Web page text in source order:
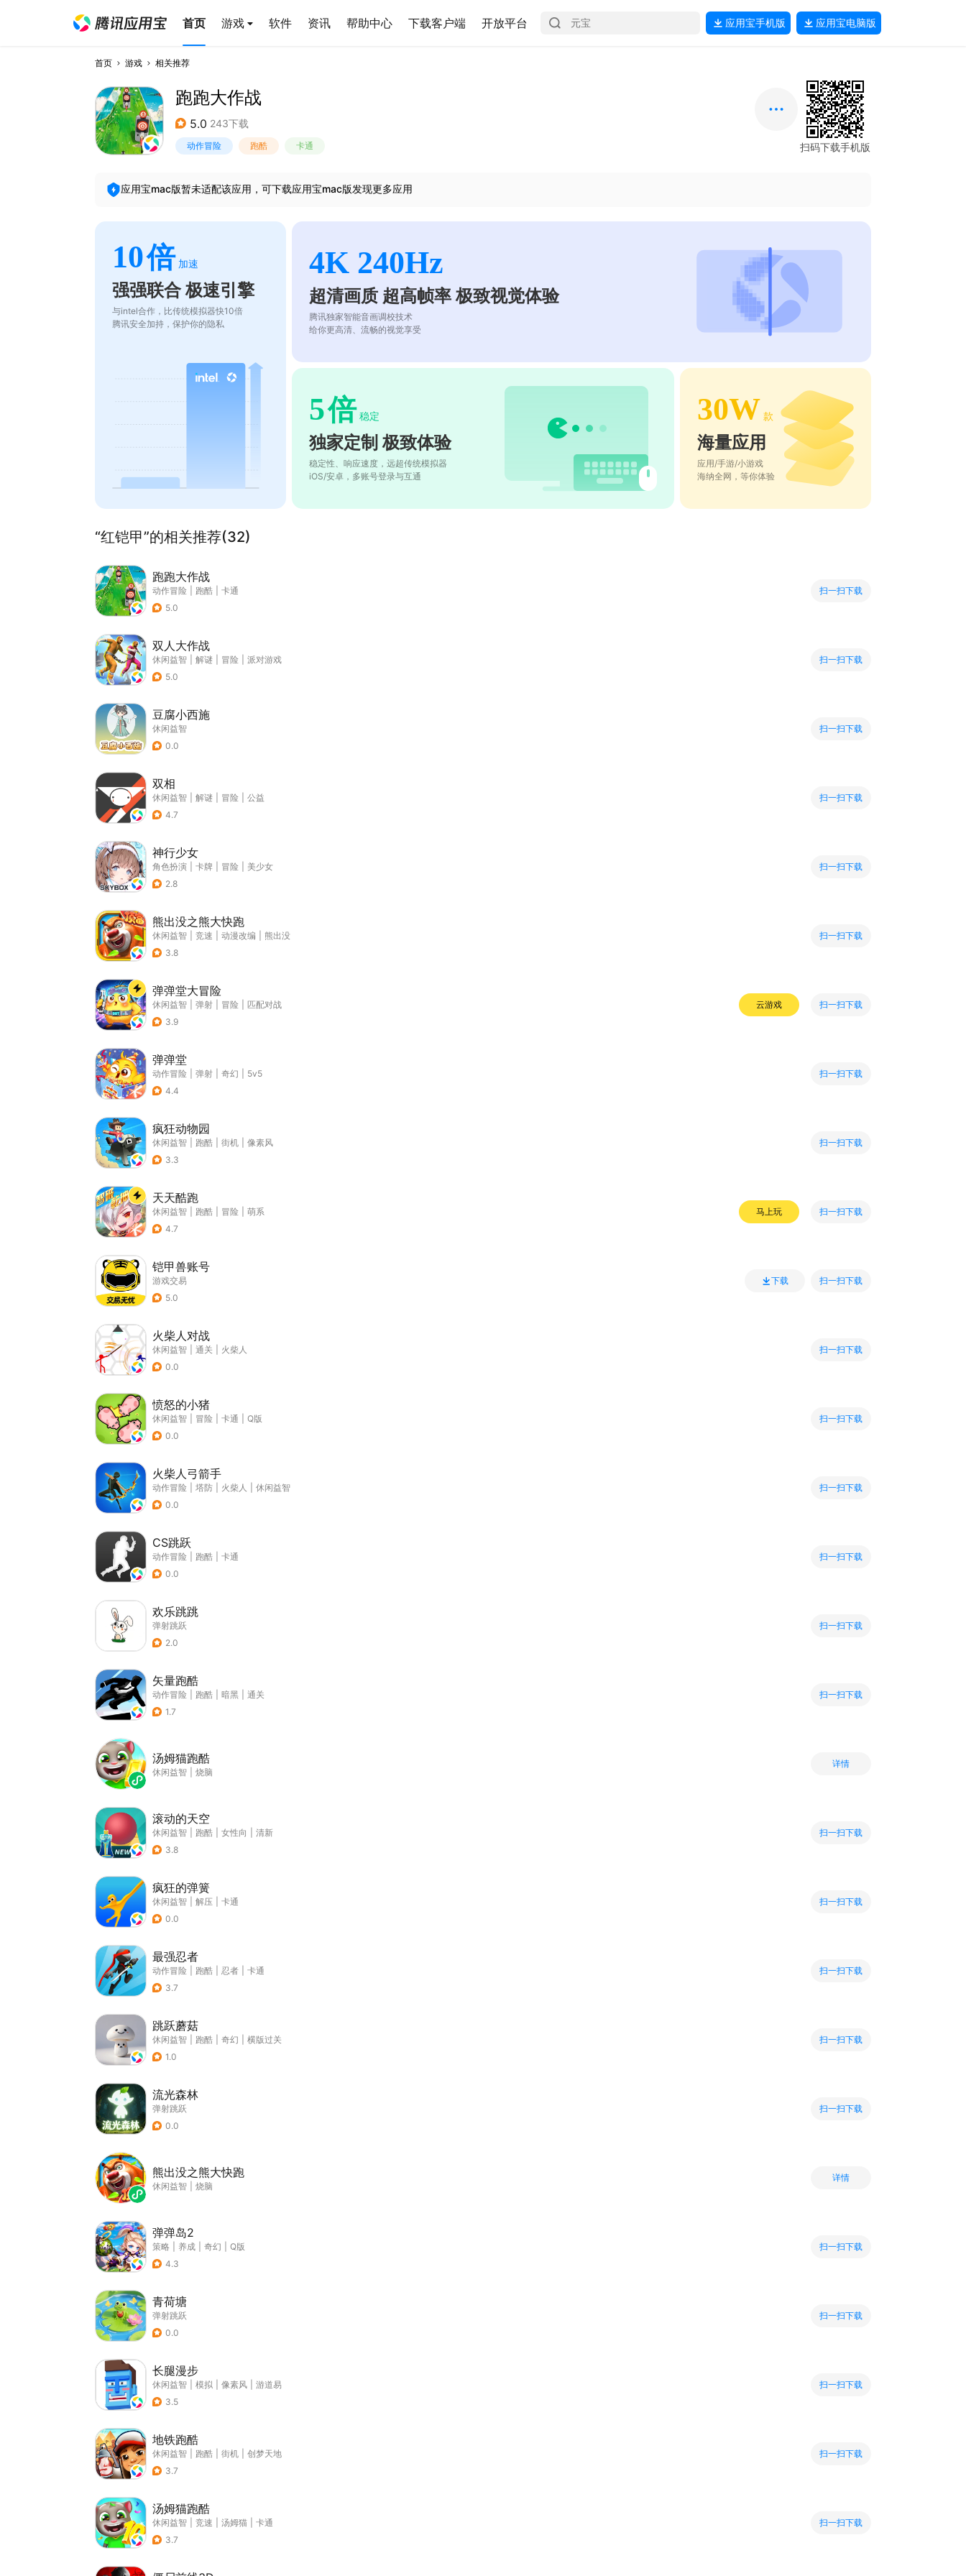
首页 游戏 软件 资讯 帮助中心 下载客户端 开放平台 应用宝手机版 应用宝电脑版
首页 游戏 相关推荐
跑跑大作战
5.0 243下载
动作冒险 跑酷 卡通 扫码下载手机版
应用宝mac版暂未适配该应用，可下载应用宝mac版发现更多应用
10倍 加速
强强联合 极速引擎
与intel合作，比传统模拟器快10倍
腾讯安全加持，保护你的隐私
4K 240Hz
超清画质 超高帧率 极致视觉体验
腾讯独家智能音画调校技术
给你更高清、流畅的视觉享受
5倍 稳定
独家定制 极致体验
稳定性、响应速度，远超传统模拟器
iOS/安卓，多账号登录与互通
30W 款
海量应用
应用/手游/小游戏
海纳全网，等你体验
“红铠甲”的相关推荐(32)
跑跑大作战
动作冒险 跑酷
卡通
5.0
扫一扫下载
双人大作战
休闲益智 解谜 冒险
派对游戏
5.0
扫一扫下载
豆腐小西施
休闲益智
0.0
扫一扫下载
双相
休闲益智 解谜 冒险
公益
4.7
扫一扫下载
神行少女
角色扮演 卡牌 冒险
美少女
2.8
扫一扫下载
熊出没之熊大快跑
休闲益智 竞速 动漫改编
熊出没
3.8
扫一扫下载
弹弹堂大冒险
休闲益智 弹射 冒险
匹配对战
3.9
云游戏 扫一扫下载
弹弹堂
动作冒险 弹射 奇幻
5v5
4.4
扫一扫下载
疯狂动物园
休闲益智 跑酷 街机
像素风
3.3
扫一扫下载
天天酷跑
休闲益智 跑酷 冒险
萌系
4.7
马上玩 扫一扫下载
铠甲兽账号
游戏交易
5.0
下载 扫一扫下载
火柴人对战
休闲益智 通关
火柴人
0.0
扫一扫下载
愤怒的小猪
休闲益智 冒险 卡通
Q版
0.0
扫一扫下载
火柴人弓箭手
动作冒险 塔防 火柴人
休闲益智
0.0
扫一扫下载
CS跳跃
动作冒险 跑酷
卡通
0.0
扫一扫下载
欢乐跳跳
弹射跳跃
2.0
扫一扫下载
矢量跑酷
动作冒险 跑酷 暗黑
通关
1.7
扫一扫下载
汤姆猫跑酷
休闲益智 烧脑
详情
滚动的天空
休闲益智 跑酷 女性向
清新
3.8
扫一扫下载
疯狂的弹簧
休闲益智 解压
卡通
0.0
扫一扫下载
最强忍者
动作冒险 跑酷 忍者
卡通
3.7
扫一扫下载
跳跃蘑菇
休闲益智 跑酷 奇幻
横版过关
1.0
扫一扫下载
流光森林
弹射跳跃
0.0
扫一扫下载
熊出没之熊大快跑
休闲益智 烧脑
详情
弹弹岛2
策略 养成 奇幻
Q版
4.3
扫一扫下载
青荷塘
弹射跳跃
0.0
扫一扫下载
长腿漫步
休闲益智 模拟 像素风
游道易
3.5
扫一扫下载
地铁跑酷
休闲益智 跑酷 街机
创梦天地
3.7
扫一扫下载
汤姆猫跑酷
休闲益智 竞速 汤姆猫
卡通
3.7
扫一扫下载